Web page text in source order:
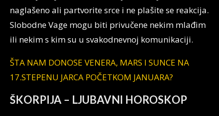
naglašeno ali partvorite srce i ne plašite se reakcija.
Slobodne Vage mogu biti privučene nekim mlađim
ili nekim s kim su u svakodnevnoj komunikaciji.
ŠTA NAM DONOSE VENERA, MARS I SUNCE NA
17.STEPENU JARCA POČETKOM JANUARA?
ŠKORPIJA – LJUBAVNI HOROSKOP